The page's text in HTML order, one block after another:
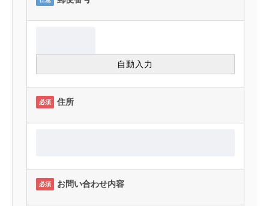
必須 住所
必須 お問い合わせ内容